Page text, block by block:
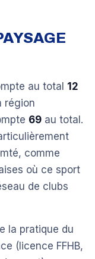
au total 12
région
69 au total.
comme
où ce sport
de clubs
la pratique du
(licence FFHB,